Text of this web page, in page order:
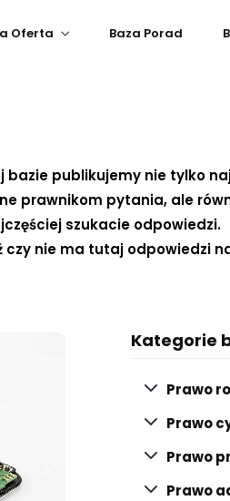
Oferta Baza Porad
bazie publikujemy nie tylko
prawnikom pytania, ale
szukacie odpowiedzi.
czy nie ma tutaj odpowiedzi
Kategorie
Prawo
Prawo
Prawo
Prawo